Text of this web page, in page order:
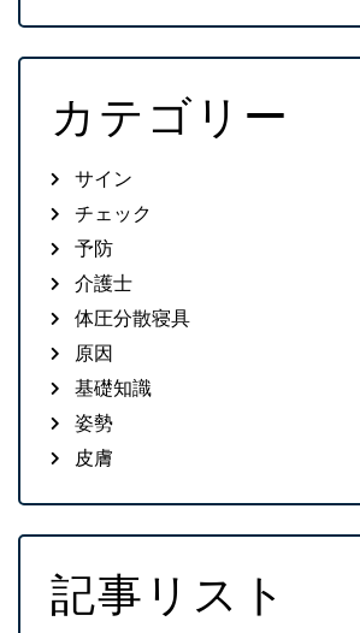
カテゴリー
サイン
チェック
予防
介護士
体圧分散寝具
原因
基礎知識
姿勢
皮膚
記事リスト